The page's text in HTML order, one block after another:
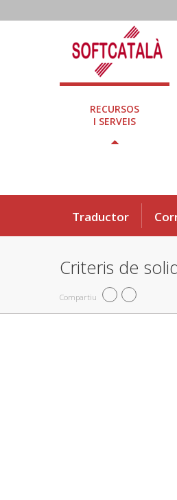
RECURSOS
I SERVEIS
Traductor
Criteris de
Compartiu